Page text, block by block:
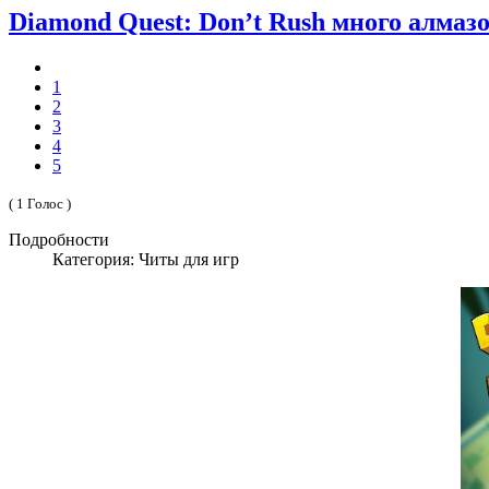
Diamond Quest: Don’t Rush много
1
2
3
4
5
( 1 Голос )
Подробности
Категория: Читы для игр